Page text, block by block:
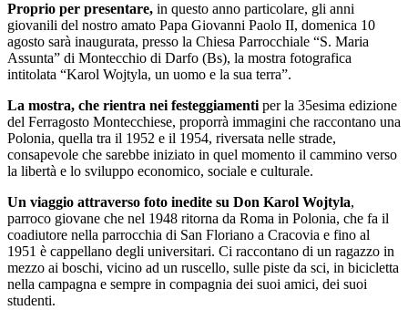
Proprio per presentare, in questo anno particolare, gli anni
giovanili del nostro amato Papa Giovanni Paolo II, domenica 10
agosto sarà inaugurata, presso la Chiesa Parrocchiale “S. Maria
Assunta” di Montecchio di Darfo (Bs), la mostra fotografica
intitolata “Karol Wojtyla, un uomo e la sua terra”.
La mostra, che rientra nei festeggiamentiper la 35esima edizione
del Ferragosto Montecchiese, proporrà immagini che raccontano una
Polonia, quella tra il 1952 e il 1954, riversata nelle strade,
consapevole che sarebbe iniziato in quel momento il cammino verso
la libertà e lo sviluppo economico, sociale e culturale.
Un viaggio attraverso foto inedite su Don Karol Wojtyla,
parroco giovane che nel 1948 ritorna da Roma in Polonia, che fa il
coadiutore nella parrocchia di San Floriano a Cracovia e fino al
1951 è cappellano degli universitari. Ci raccontano di un ragazzo in
mezzo ai boschi, vicino ad un ruscello, sulle piste da sci, in bicicletta
nella campagna e sempre in compagnia dei suoi amici, dei suoi
studenti.